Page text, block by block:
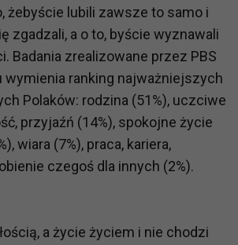
żebyście lubili zawsze to samo i
zgadzali, a o to, byście wyznawali
Badania zrealizowane przez PBS
wymienia ranking najważniejszych
Polaków: rodzina (51%), uczciwe
przyjaźń (14%), spokojne życie
wiara (7%), praca, kariera,
czegoś dla innych (2%).
a życie życiem i nie chodzi